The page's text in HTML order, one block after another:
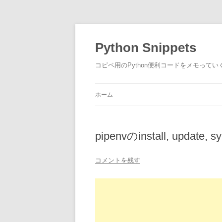
ン
ツ
ス
Python Snippets
コピペ用のPython便利コードをメモってい
ホーム
pipenvのinstall, update,
コメントを残す